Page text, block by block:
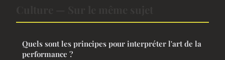
Quels sont les principes pour interpréter l'art de la
performance ?